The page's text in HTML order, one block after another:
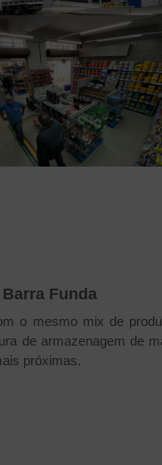
Funda
o mesmo mix de
de armazenagem de
próximas.